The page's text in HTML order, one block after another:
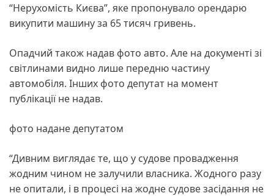
“Нерухомість Києва”, яке пропонувало орендарю
викупити машину за 65 тисяч гривень.
Опадчий також надав фото авто. Але на документі зі
світлинами видно лише передню частину
автомобіля. Інших фото депутат на момент
публікації не надав.
фото надане депутатом
“Дивним виглядає те, що у судове провадження
жодним чином не залучили власника. Жодного разу
не опитали, і в процесі на жодне судове засідання не